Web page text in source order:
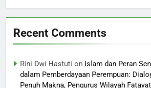
Recent Comments
Rini Dwi Hastuti on Islam dan Peran
dalam Pemberdayaan Perempuan:
Penuh Makna, Pengurus Wilayah